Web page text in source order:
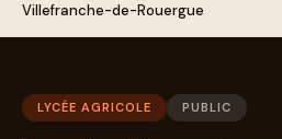
Villefranche-de-Rouergue
LYCÉE AGRICOLE PUBLIC